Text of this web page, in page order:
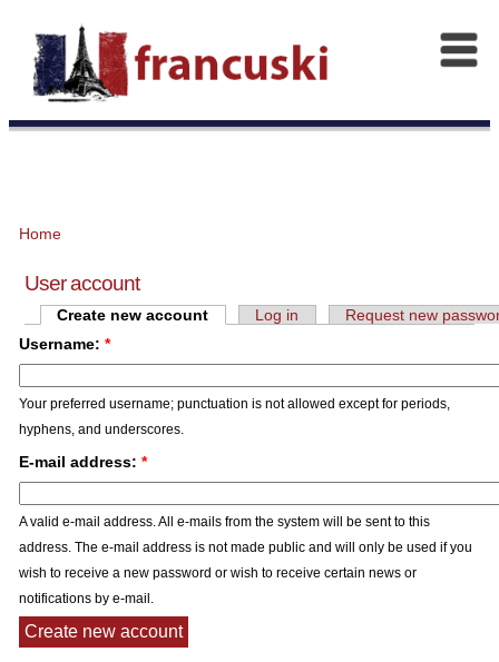
Home
User account
Create new account Log in
Request new
Username: *
Your preferred username; punctuation is not allowed except for periods,
hyphens, and underscores.
E-mail address: *
A valid e-mail address. All e-mails from the system will be sent to this
address. The e-mail address is not made public and will only be used if you
wish to receive a new password or wish to receive certain news or
notifications by e-mail.